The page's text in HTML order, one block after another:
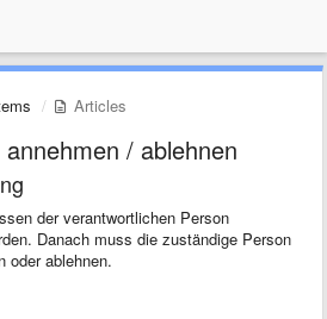
Articles
/ ablehnen
der verantwortlichen Person
Danach muss die zuständige Person
oder ablehnen.